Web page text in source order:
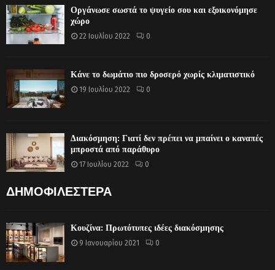
Οργάνωσε σωστά το ψυγείο σου και εξοικονόμησε
χώρο
22 Ιουλίου 2022 0
Κάνε το δωμάτιο πιο δροσερό χωρίς κλιματιστικό
19 Ιουλίου 2022 0
Διακόσμηση: Γιατί δεν πρέπει να μπαίνει ο καναπές
μπροστά από παράθυρο
17 Ιουλίου 2022 0
ΔΗΜΟΦΙΛΕΣΤΕΡΑ
Κουζίνα: Πρωτότυπες ιδέες διακόσμησης
9 Ιανουαρίου 2021 0